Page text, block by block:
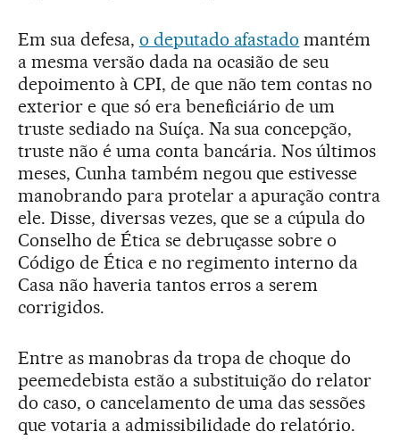
Em sua defesa, o deputado afastado mantém
a mesma versão dada na ocasião de seu
depoimento à CPI, de que não tem contas no
exterior e que só era beneficiário de um
truste sediado na Suíça. Na sua concepção,
truste não é uma conta bancária. Nos últimos
meses, Cunha também negou que estivesse
manobrando para protelar a apuração contra
ele. Disse, diversas vezes, que se a cúpula do
Conselho de Ética se debruçasse sobre o
Código de Ética e no regimento interno da
Casa não haveria tantos erros a serem
corrigidos.
Entre as manobras da tropa de choque do
peemedebista estão a substituição do relator
do caso, o cancelamento de uma das sessões
que votaria a admissibilidade do relatório.